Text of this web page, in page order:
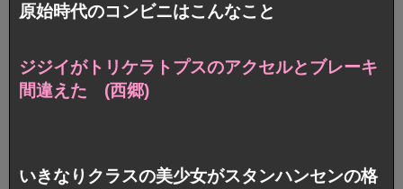
原始時代のコンビニはこんなこと
ジジイがトリケラトプスのアクセルとブレーキ
間違えた (西郷)
いきなりクラスの美少女がスタンハンセンの格